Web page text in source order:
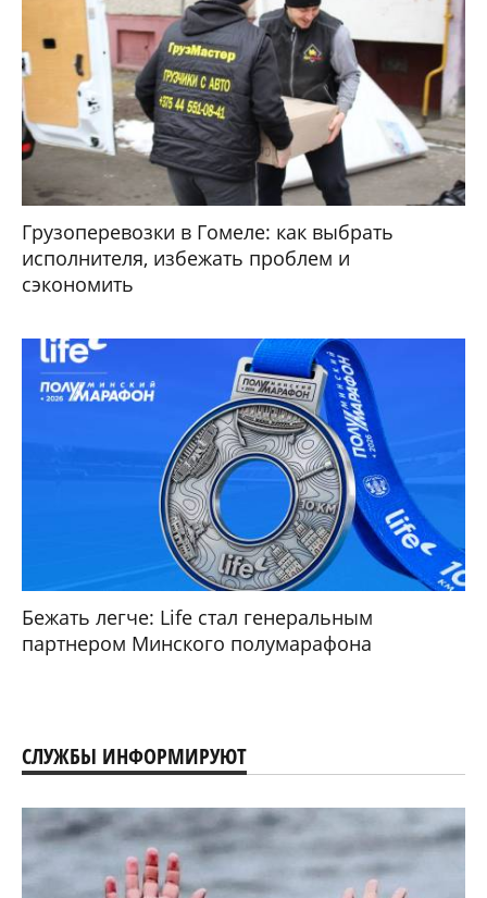
Грузоперевозки в Гомеле: как выбрать
исполнителя, избежать проблем и
сэкономить
Бежать легче: Life стал генеральным
партнером Минского полумарафона
СЛУЖБЫ ИНФОРМИРУЮТ